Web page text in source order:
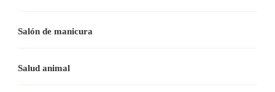
Salón de manicura
Salud animal